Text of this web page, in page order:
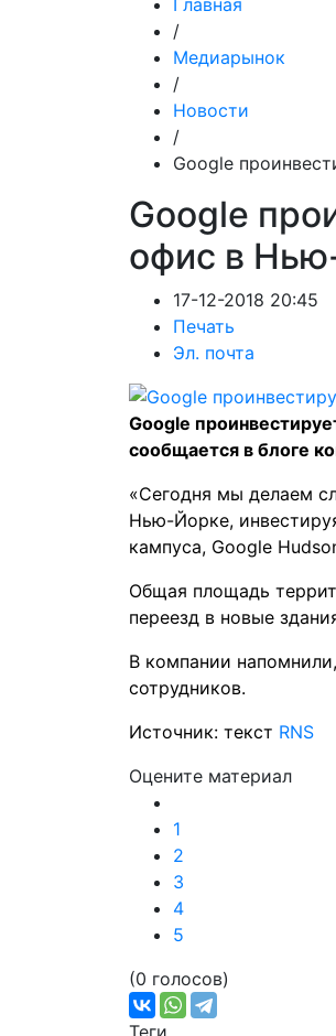
Главная
/
Медиарынок
/
Новости
/
Google
Google
офис в
17-12-2018 20:45
Печать
Эл. почта
Google
сообщается в блоге
«Сегодня мы делаем
Нью-Йорке,
кампуса, Google
Общая площадь
переезд в новые
В компании
сотрудников.
Источник: текст RNS
Оцените материал
1
2
3
4
5
(0 голосов)
Теги